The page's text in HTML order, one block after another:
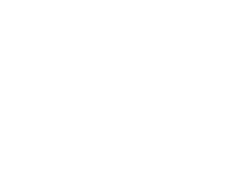
Wunschtermin nicht dabei?
Wie funktioniert die
Schauen Sie sich bitte vorab
1. Infovideo: Webinar-
2. Infovideo: Mit einem
3. Infovideo: Funktionen im